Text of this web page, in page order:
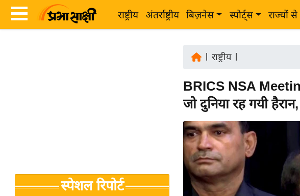
राष्ट्रीय अंतर्राष्ट्रीय बिज़नेस स्पोर्ट्स राज्यों से
Breaking
News in
जगत
स्पेशल रिपोर्ट
राष्ट्रीय|
BRICS NSA
जो दुनिया रह गयी